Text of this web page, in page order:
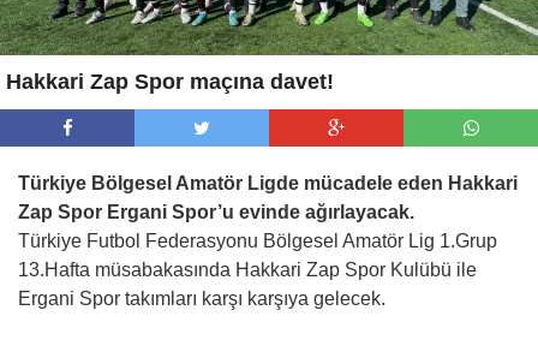
Hakkari Zap Spor maçına davet!
Türkiye Bölgesel Amatör Ligde mücadele eden Hakkari
Zap Spor Ergani Spor’u evinde ağırlayacak.
Türkiye Futbol Federasyonu Bölgesel Amatör Lig 1.Grup
13.Hafta müsabakasında Hakkari Zap Spor Kulübü ile
Ergani Spor takımları karşı karşıya gelecek.